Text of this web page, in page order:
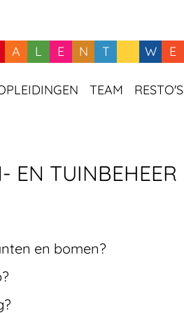
A L E N T W E
TEAM RESTO'S
EN TUINBEHEER
en bomen?